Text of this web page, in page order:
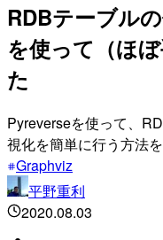
RDBテーブル
を使って（ほ
た
Pyreverseを使って、
視化を簡単に行う方法を
Graphviz
平野重利
2020.08.03